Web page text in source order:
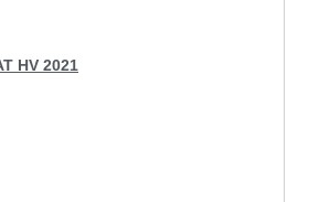
HV 2021